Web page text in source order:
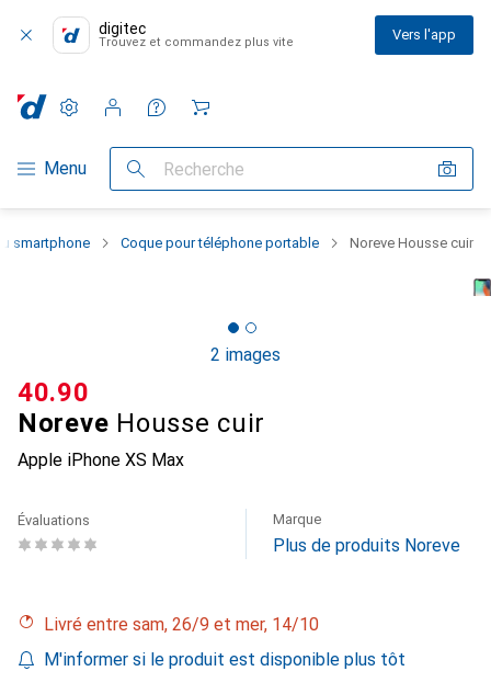
digitec
Trouvez et commandez plus vite Vers l'app
Navigation par catégorie
Menu Recherche
Paramètres
Compte client
Listes de comparaison
Listes d'envies
Panier
smartphone Coque pour téléphone portable Noreve Housse cuir
2 images
Noreve Housse cuir
Apple iPhone XS Max
CHF
40.90
Évaluations Marque
Plus de produits Noreve
Livré entre sam, 26/9 et mer, 14/10
M'informer si le produit est disponible plus tôt